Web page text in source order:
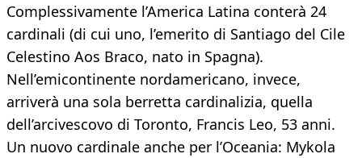
Complessivamente l’America Latina conterà 24
cardinali (di cui uno, l’emerito di Santiago del Cile
Celestino Aos Braco, nato in Spagna).
Nell’emicontinente nordamericano, invece,
arriverà una sola berretta cardinalizia, quella
dell’arcivescovo di Toronto, Francis Leo, 53 anni.
Un nuovo cardinale anche per l’Oceania: Mykola